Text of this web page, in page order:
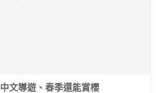
文導遊、春季還能賞櫻